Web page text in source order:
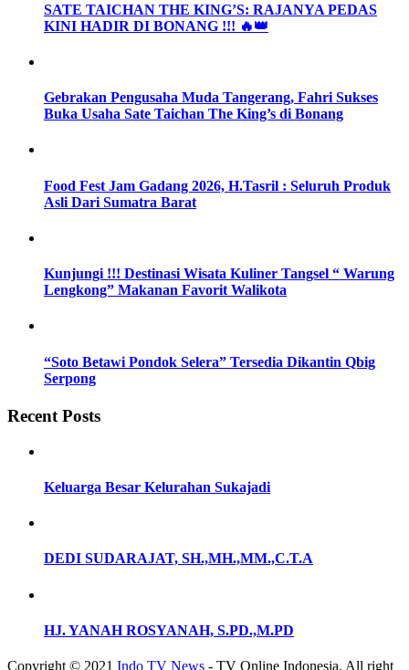
SATE TAICHAN THE KING’S: RAJANYA PEDAS
KINI HADIR DI BONANG !!! 🔥👑
Gebrakan Pengusaha Muda Tangerang, Fahri Sukses
Buka Usaha Sate Taichan The King’s di Bonang
Food Fest Jam Gadang 2026, H.Tasril : Seluruh Produk
Asli Dari Sumatra Barat
Kunjungi !!! Destinasi Wisata Kuliner Tangsel “ Warung
Lengkong” Makanan Favorit Walikota
“Soto Betawi Pondok Selera” Tersedia Dikantin Qbig
Serpong
Recent Posts
Keluarga Besar Kelurahan Sukajadi
DEDI SUDARAJAT, SH.,MH.,MM.,C.T.A
HJ. YANAH ROSYANAH, S.PD.,M.PD
Copyright © 2021 Indo TV News - TV Online Indonesia. All right